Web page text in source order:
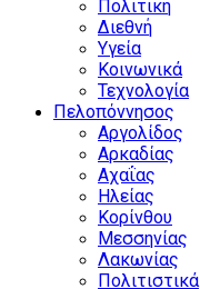
Πολιτική
Διεθνή
Υγεία
Κοινωνικά
Τεχνολογία
Πελοπόννησος
Αργολίδος
Αρκαδίας
Αχαΐας
Ηλείας
Κορίνθου
Μεσσηνίας
Λακωνίας
Πολιτιστικά